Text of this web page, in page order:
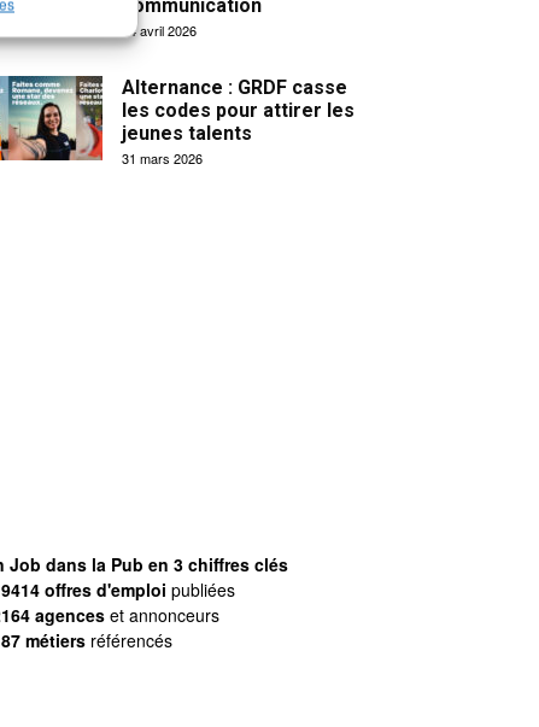
communication
14 avril 2026
Alternance : GRDF casse
les codes pour attirer les
jeunes talents
31 mars 2026
Job dans la Pub en 3 chiffres clés
offres d'emploi publiées
agenceset annonceurs
métiers référencés